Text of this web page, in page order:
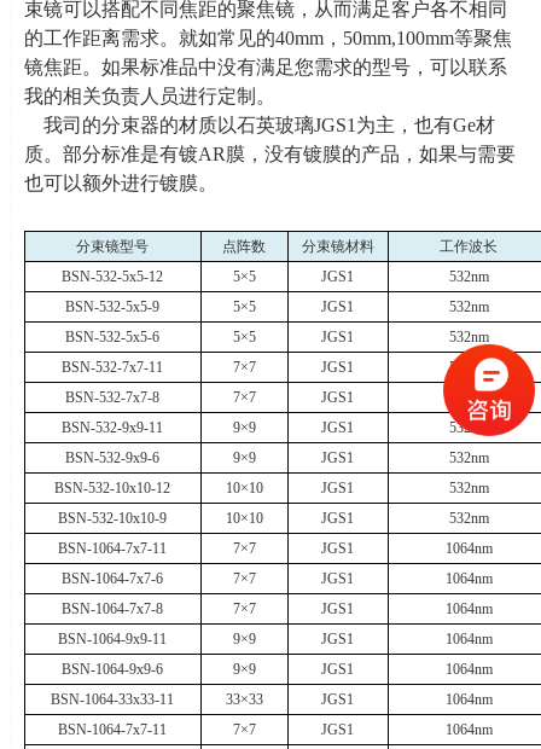
束镜可以搭配不同焦距的聚焦镜，从而满足客户各不相同
的工作距离需求。就如常见的40mm， 50mm,100mm等聚焦
镜焦距。如果标准品中没有满足您需求的型号，可以联系
我的相关负责人员进行定制。
我司的分束器的材质以石英玻璃JGS1 为主，也有Ge材
质。部分标准是有镀AR膜，没有镀膜的产品，如果与需要
也可以额外进行镀膜。
分束镜型号 点阵数 分束镜材料
工作波长
BSN-532-5x5-12
5×5 JGS1
532nm
BSN-532-5x5-9
5×5 JGS1
532nm
BSN-532-5x5-6
5×5 JGS1
532nm
BSN-532-7x7-11
7×7 JGS1
532nm
BSN-532-7x7-8
7×7 JGS1
532nm
BSN-532-9x9-11
9×9 JGS1
532nm
BSN-532-9x9-6
9×9 JGS1
532nm
BSN-532-10x10-12
10×10 JGS1
532nm
BSN-532-10x10-9
10×10 JGS1
532nm
BSN-1064-7x7-11
7×7 JGS1
1064nm
BSN-1064-7x7-6
7×7 JGS1
1064nm
BSN-1064-7x7-8
7×7 JGS1
1064nm
BSN-1064-9x9-11
9×9 JGS1
1064nm
BSN-1064-9x9-6
9×9 JGS1
1064nm
BSN-1064-33x33-11
33×33 JGS1
1064nm
BSN-1064-7x7-11
7×7 JGS1
1064nm